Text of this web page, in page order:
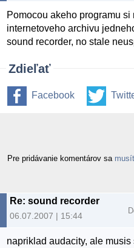
Pomocou akeho programu
internetoveho archivu
sound recorder, no stale
Zdieľať
Facebook
Pre pridávanie komentárov sa
Re: sound recorder
06.07.2007 | 15:44
napriklad audacity, ale